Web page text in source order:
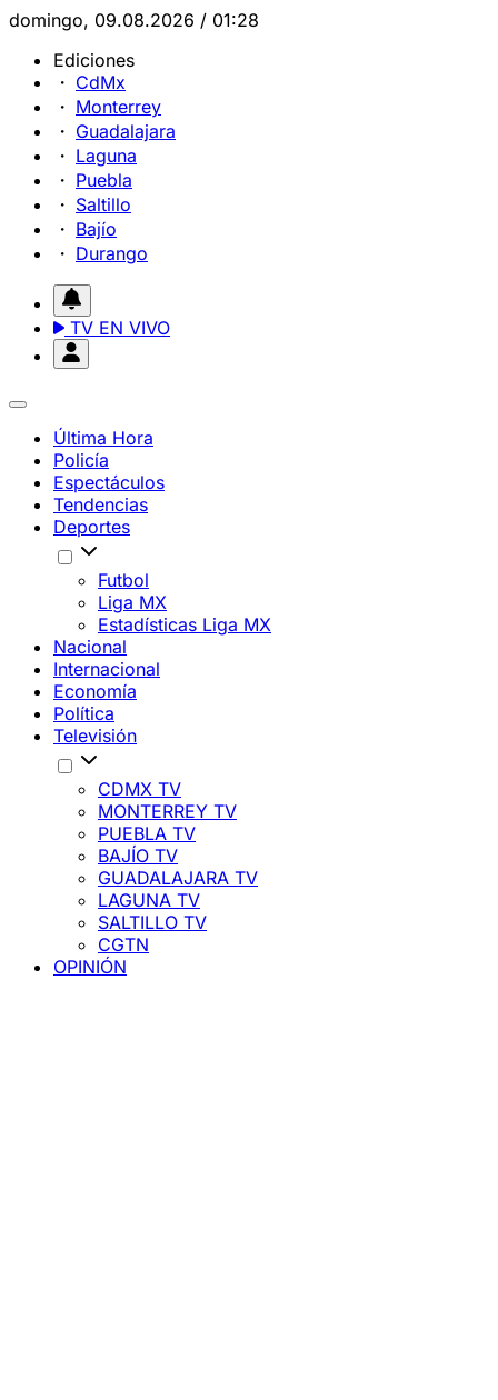
domingo, 09.08.2026 / 01:28
Ediciones
CdMx
Monterrey
Guadalajara
Laguna
Puebla
Saltillo
Bajío
Durango
TV EN VIVO
Última Hora
Policía
Espectáculos
Tendencias
Deportes
Futbol
Liga MX
Estadísticas Liga MX
Nacional
Internacional
Economía
Política
Televisión
CDMX TV
MONTERREY TV
PUEBLA TV
BAJÍO TV
GUADALAJARA TV
LAGUNA TV
SALTILLO TV
CGTN
OPINIÓN